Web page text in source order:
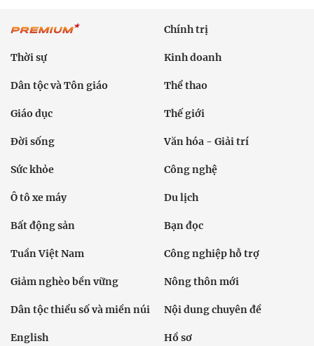
Chính trị
Thời sự Kinh doanh
Dân tộc và Tôn giáo Thể thao
Giáo dục Thế giới
Đời sống Văn hóa - Giải trí
Sức khỏe Công nghệ
Ô tô xe máy Du lịch
Bất động sản Bạn đọc
Tuần Việt Nam Công nghiệp hỗ trợ
Giảm nghèo bền vững Nông thôn mới
Dân tộc thiểu số và miền núi Nội dung chuyên đề
English Hồ sơ